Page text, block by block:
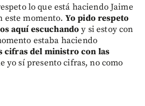
lo que está haciendo Jaime
este momento. Yo pido respeto
aquí escuchandoy si estoy con
estaba haciendo
cifras del ministro con las
yo sí presento cifras, no como